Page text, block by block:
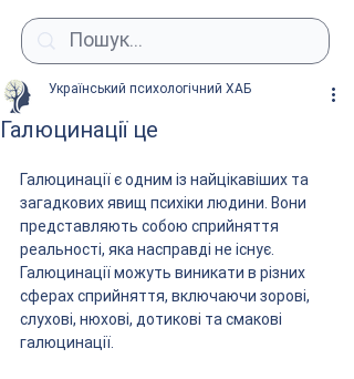
Галюцинації це
Український психологічний ХАБ
Галюцинації є одним із найцікавіших та
загадкових явищ психіки людини. Вони
представляють собою сприйняття
реальності, яка насправді не існує.
Галюцинації можуть виникати в різних
сферах сприйняття, включаючи зорові,
слухові, нюхові, дотикові та смакові
галюцинації.